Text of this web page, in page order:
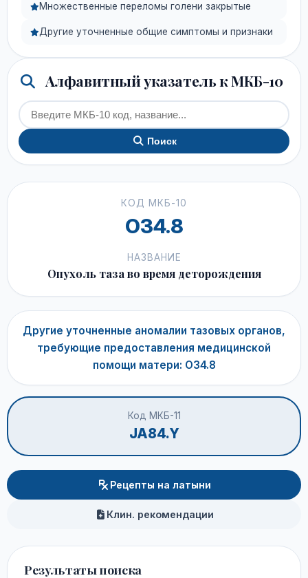
Множественные переломы голени закрытые
Другие уточненные общие симптомы и признаки
Алфавитный указатель к МКБ-10
Поиск
КОД МКБ-10
O34.8
НАЗВАНИЕ
Опухоль таза во время деторождения
Другие уточненные аномалии тазовых органов,
требующие предоставления медицинской
помощи матери: O34.8
Код МКБ-11
JA84.Y
Рецепты на латыни
Клин. рекомендации
Результаты поиска